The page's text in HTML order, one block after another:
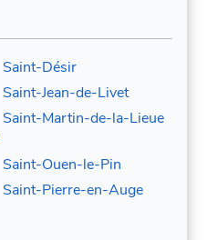
Saint-Désir
Saint-Jean-de-Livet
Saint-Martin-de-la-Lieue
Saint-Ouen-le-Pin
Saint-Pierre-en-Auge